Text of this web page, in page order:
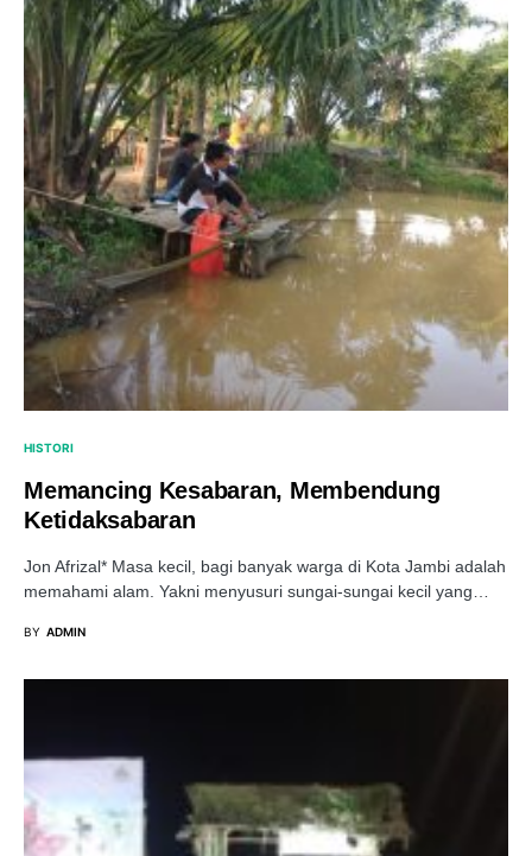
HISTORI
Memancing Kesabaran, Membendung
Ketidaksabaran
Jon Afrizal* Masa kecil, bagi banyak warga di Kota Jambi adalah
memahami alam. Yakni menyusuri sungai-sungai kecil yang…
BY ADMIN